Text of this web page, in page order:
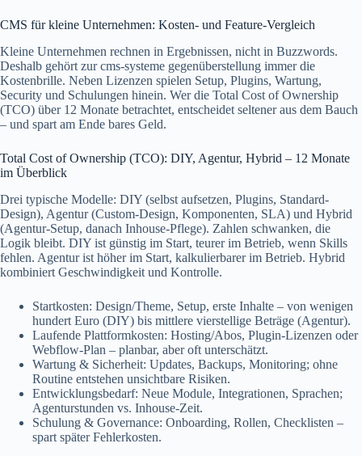
CMS für kleine Unternehmen: Kosten- und Feature-Vergleich
Kleine Unternehmen rechnen in Ergebnissen, nicht in Buzzwords.
Deshalb gehört zur cms-systeme gegenüberstellung immer die
Kostenbrille. Neben Lizenzen spielen Setup, Plugins, Wartung,
Security und Schulungen hinein. Wer die Total Cost of Ownership
(TCO) über 12 Monate betrachtet, entscheidet seltener aus dem Bauch
– und spart am Ende bares Geld.
Total Cost of Ownership (TCO): DIY, Agentur, Hybrid – 12 Monate
im Überblick
Drei typische Modelle: DIY (selbst aufsetzen, Plugins, Standard-
Design), Agentur (Custom-Design, Komponenten, SLA) und Hybrid
(Agentur-Setup, danach Inhouse-Pflege). Zahlen schwanken, die
Logik bleibt. DIY ist günstig im Start, teurer im Betrieb, wenn Skills
fehlen. Agentur ist höher im Start, kalkulierbarer im Betrieb. Hybrid
kombiniert Geschwindigkeit und Kontrolle.
Startkosten: Design/Theme, Setup, erste Inhalte – von wenigen
hundert Euro (DIY) bis mittlere vierstellige Beträge (Agentur).
Laufende Plattformkosten: Hosting/Abos, Plugin-Lizenzen oder
Webflow‑Plan – planbar, aber oft unterschätzt.
Wartung & Sicherheit: Updates, Backups, Monitoring; ohne
Routine entstehen unsichtbare Risiken.
Entwicklungsbedarf: Neue Module, Integrationen, Sprachen;
Agenturstunden vs. Inhouse‑Zeit.
Schulung & Governance: Onboarding, Rollen, Checklisten –
spart später Fehlerkosten.